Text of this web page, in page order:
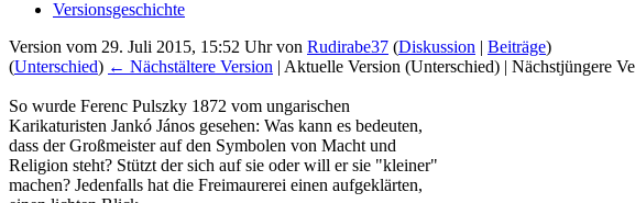
Versionsgeschichte
Version vom 29. Juli 2015, 15:52 Uhr von Rudirabe37 (Diskussion Beiträge)
(Unterschied) ← Nächstältere Version | Aktuelle Version (Unterschied) | Nächstjüngere
So wurde Ferenc Pulszky 1872 vom ungarischen
Karikaturisten Jankó János gesehen: Was kann es bedeuten,
dass der Großmeister auf den Symbolen von Macht und
Religion steht? Stützt der sich auf sie oder will er sie "kleiner"
machen? Jedenfalls hat die Freimaurerei einen aufgeklärten,